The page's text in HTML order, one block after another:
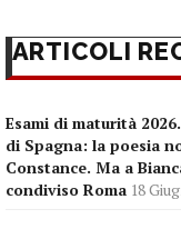
ARTICOLI
Esami di maturità
di Spagna: la poesia
Constance. Ma a
condiviso Roma 18